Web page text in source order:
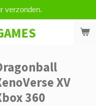
XV
360